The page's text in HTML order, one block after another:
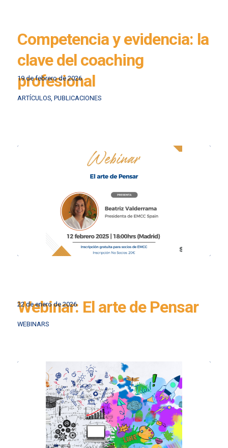
Competencia y evidencia: la
clave del coaching
profesional
ARTÍCULOS, PUBLICACIONES
19 de febrero de 2026
Webinar: El arte de Pensar
WEBINARS
22 de enero de 2026